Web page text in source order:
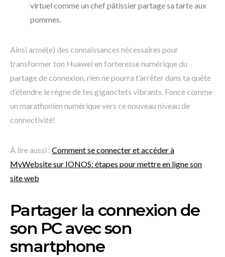
virtuel comme un chef pâtissier partage sa tarte aux
pommes.
Ainsi armé(e) des connaissances nécessaires pour
transformer ton Huawei en forteresse numérique du
partage de connexion, rien ne pourra t’arrêter dans ta quête
d’étendre le règne de tes gigaoctets vibrants. Fonce comme
un marathonien numérique vers ce nouveau niveau de
connectivité!
À lire aussi : Comment se connecter et accéder à
MyWebsite sur IONOS: étapes pour mettre en ligne son
site web
Partager la connexion de
son PC avec son
smartphone